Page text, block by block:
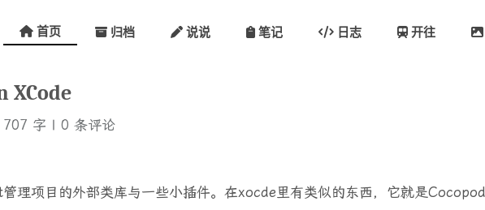
首页 归档 说说 笔记 日志 开往
XCode
707 字 | 0 条评论
理项目的外部类库与一些小插件。在xocde里有类似的东西，它就是